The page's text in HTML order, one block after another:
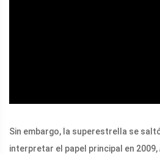
Sin embargo, la superestrella se
interpretar el papel principal en 2009,